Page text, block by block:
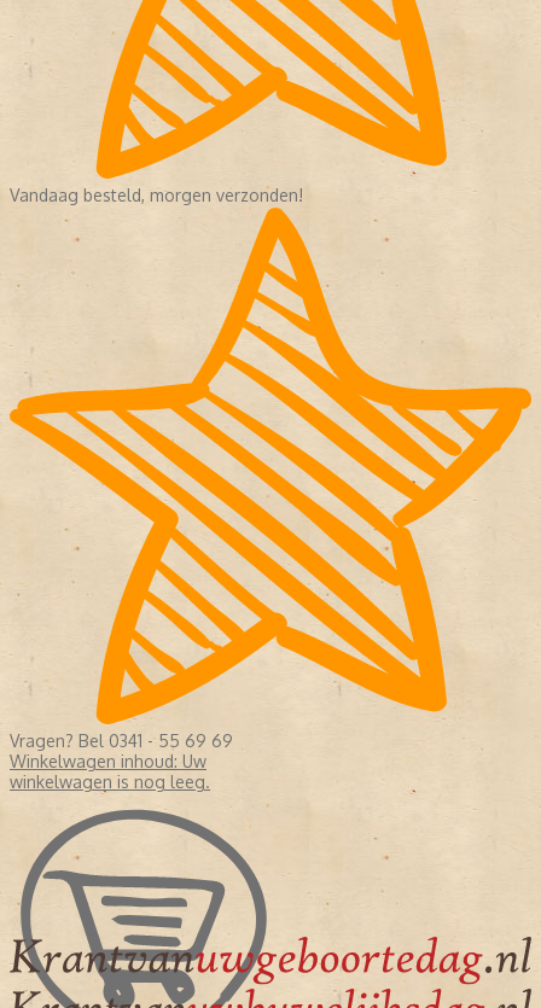
Vandaag besteld, morgen verzonden!
Vragen? Bel 0341 - 55 69 69
Winkelwagen inhoud: Uw
winkelwagen is nog leeg.